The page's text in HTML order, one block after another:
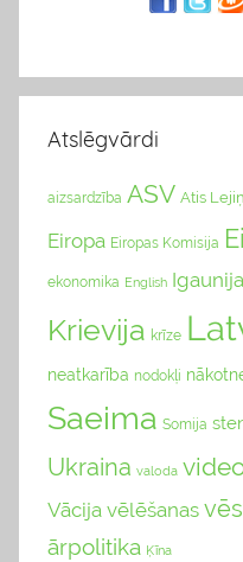
Atslēgvārdi
aizsardzība ASV Atis
Eiropa Eiropas Komisija
ekonomika English Igaunija
Krievija krīze
neatkarība nodokļi
Saeima Somija
Ukraina valoda
Vācija vēlēšanas
ārpolitika Ķīna